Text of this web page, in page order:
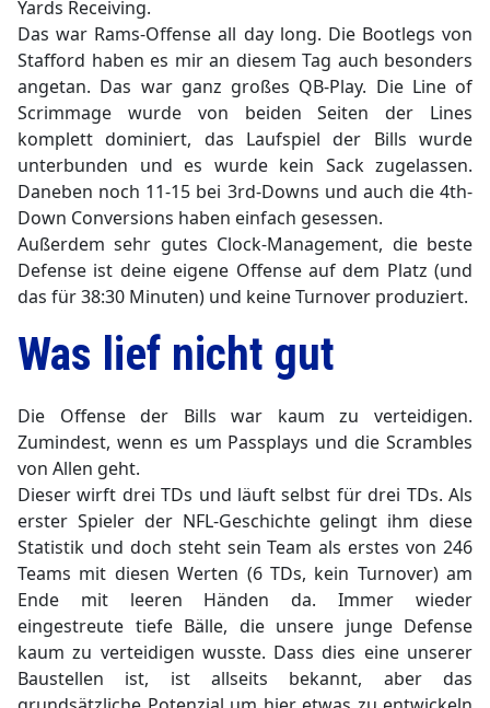
Yards Receiving.
Das war Rams-Offense all day long. Die Bootlegs von
Stafford haben es mir an diesem Tag auch besonders
angetan. Das war ganz großes QB-Play. Die Line of
Scrimmage wurde von beiden Seiten der Lines
komplett dominiert, das Laufspiel der Bills wurde
unterbunden und es wurde kein Sack zugelassen.
Daneben noch 11-15 bei 3rd-Downs und auch die 4th-
Down Conversions haben einfach gesessen.
Außerdem sehr gutes Clock-Management, die beste
Defense ist deine eigene Offense auf dem Platz (und
das für 38:30 Minuten) und keine Turnover produziert.
Was lief nicht gut
Die Offense der Bills war kaum zu verteidigen.
Zumindest, wenn es um Passplays und die Scrambles
von Allen geht.
Dieser wirft drei TDs und läuft selbst für drei TDs. Als
erster Spieler der NFL-Geschichte gelingt ihm diese
Statistik und doch steht sein Team als erstes von 246
Teams mit diesen Werten (6 TDs, kein Turnover) am
Ende mit leeren Händen da. Immer wieder
eingestreute tiefe Bälle, die unsere junge Defense
kaum zu verteidigen wusste. Dass dies eine unserer
Baustellen ist, ist allseits bekannt, aber das